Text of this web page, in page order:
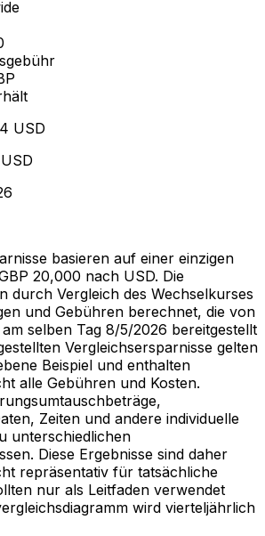
USD
basieren auf einer einzigen
20,000 nach USD. Die
durch Vergleich des Wechselkurses
und Gebühren berechnet, die von
selben Tag 8/5/2026 bereitgestellt
Vergleichsersparnisse gelten
Beispiel und enthalten
alle Gebühren und Kosten.
Zeiten und andere individuelle
unterschiedlichen
Diese Ergebnisse sind daher
repräsentativ für tatsächliche
nur als Leitfaden verwendet
wird vierteljährlich